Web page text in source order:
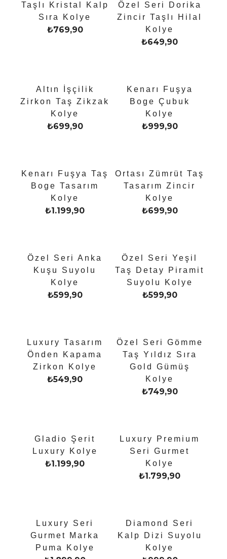
Taşlı Kristal Kalp
Sıra Kolye
₺769,90
Özel Seri Dorika
Zincir Taşlı Hilal
Kolye
₺649,90
Altın İşçilik
Zirkon Taş Zikzak
Kolye
₺699,90
Kenarı Fuşya
Boge Çubuk
Kolye
₺999,90
Kenarı Fuşya Taş
Boge Tasarım
Kolye
₺1.199,90
Ortası Zümrüt Taş
Tasarım Zincir
Kolye
₺699,90
Özel Seri Anka
Kuşu Suyolu
Kolye
₺599,90
Özel Seri Yeşil
Taş Detay Piramit
Suyolu Kolye
₺599,90
Luxury Tasarım
Önden Kapama
Zirkon Kolye
₺549,90
Özel Seri Gömme
Taş Yıldız Sıra
Gold Gümüş
Kolye
₺749,90
Gladio Şerit
Luxury Kolye
₺1.199,90
Luxury Premium
Seri Gurmet
Kolye
₺1.799,90
Luxury Seri
Gurmet Marka
Puma Kolye
Diamond Seri
Kalp Dizi Suyolu
Kolye